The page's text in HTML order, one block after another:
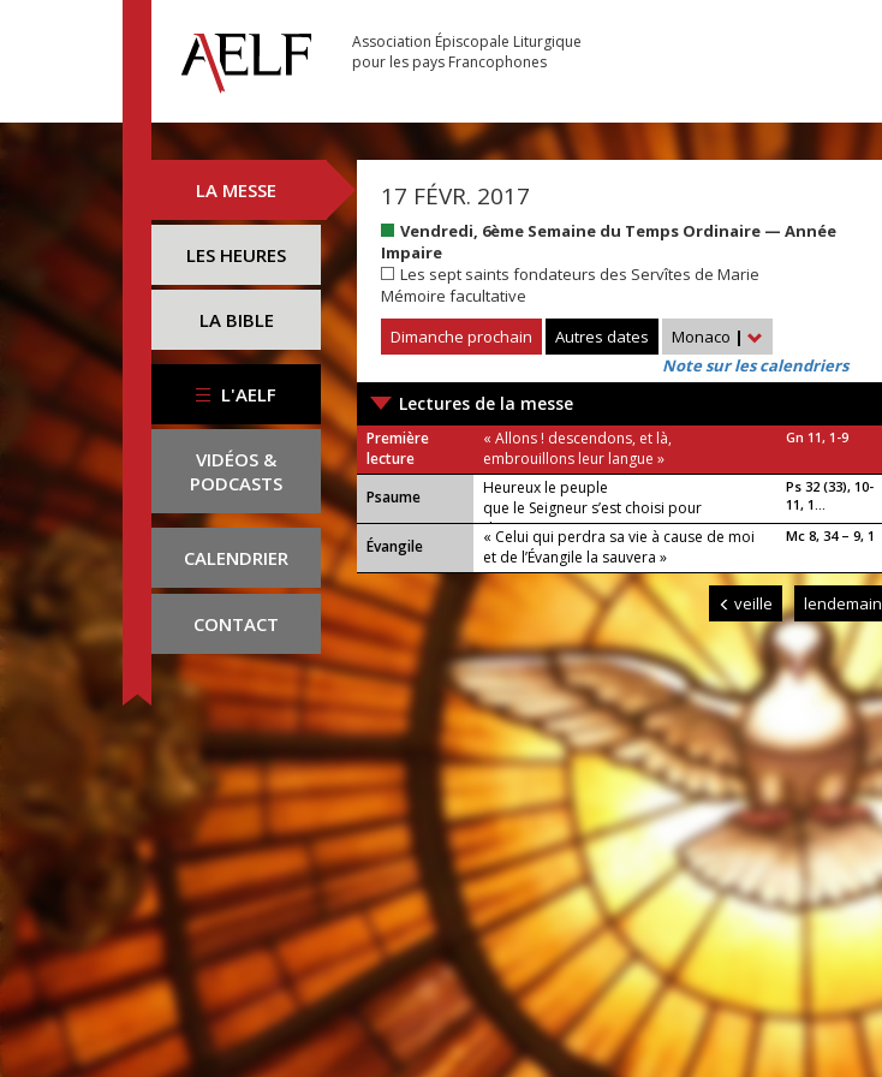
Association Épiscopale Liturgique
pour les pays Francophones
LA MESSE
LES HEURES
LA BIBLE
L'AELF
VIDÉOS &
PODCASTS
CALENDRIER
CONTACT
17 FÉVR. 2017
Vendredi, 6ème Semaine du Temps Ordinaire — Année
Impaire
Les sept saints fondateurs des Servîtes de Marie
Mémoire facultative
Dimanche prochain
Autres dates Monaco |
Note sur les calendriers
Lectures de la messe
Première
lecture
« Allons ! descendons, et là,
embrouillons leur langue »
Gn 11, 1-9
Psaume
Heureux le peuple
que le Seigneur s’est choisi pour
domaine.
Ps 32 (33), 10-
11, 1...
Évangile
« Celui qui perdra sa vie à cause de moi
et de l’Évangile la sauvera »
Mc 8, 34 – 9, 1
veille lendemain